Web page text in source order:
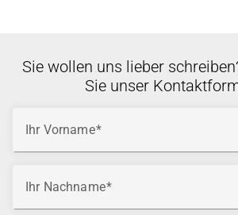
Sie wollen uns lieber
Sie unser
Ihr Vorname
Ihr Nachname